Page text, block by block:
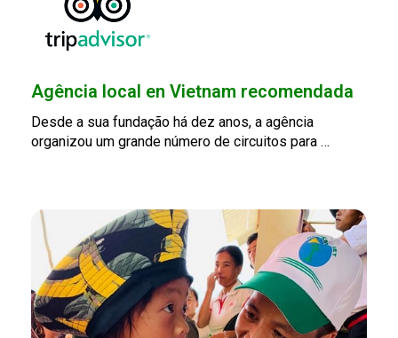
Agência local en Vietnam recomendada
Desde a sua fundação há dez anos, a agência
organizou um grande número de circuitos para …